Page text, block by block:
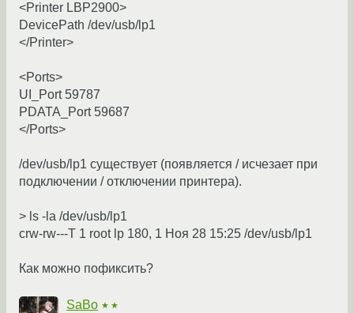
<Printer LBP2900>
DevicePath /dev/usb/lp1
</Printer>
<Ports>
UI_Port 59787
PDATA_Port 59687
</Ports>
/dev/usb/lp1 существует (появляется / исчезает при
подключении / отключении принтера).
> ls -la /dev/usb/lp1
crw-rw---T 1 root lp 180, 1 Ноя 28 15:25 /dev/usb/lp1
Как можно пофиксить?
SaBo ★★